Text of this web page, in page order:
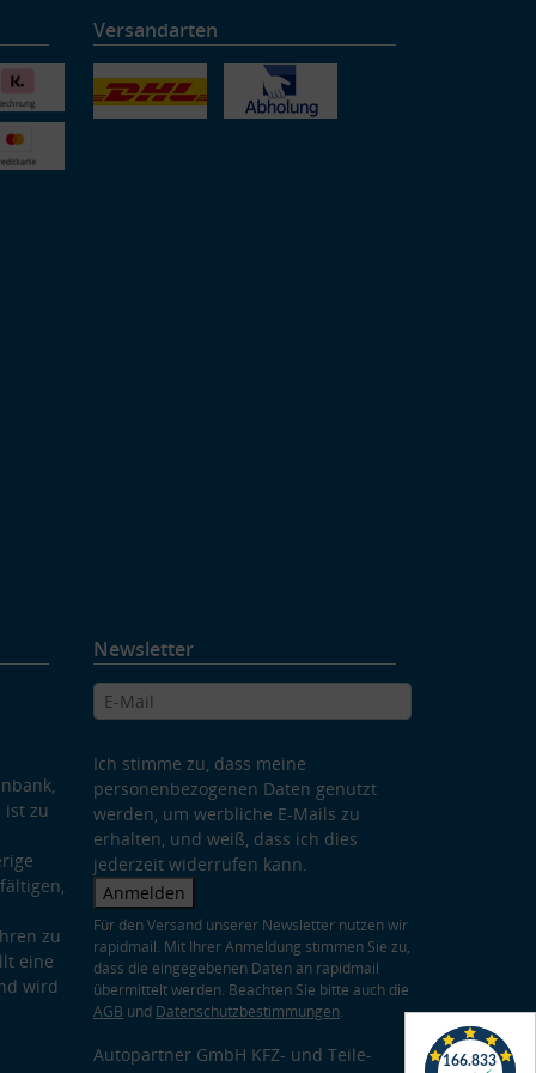
Versandarten
ist zu
zu
eine
wird
Newsletter
Ich stimme zu, dass meine
personenbezogenen Daten genutzt
werden, um werbliche E-Mails zu
erhalten, und weiß, dass ich dies
jederzeit widerrufen kann.
Anmelden
Für den Versand unserer Newsletter nutzen wir
rapidmail. Mit Ihrer Anmeldung stimmen Sie zu,
dass die eingegebenen Daten an rapidmail
übermittelt werden. Beachten Sie bitte auch die
AGB und Datenschutzbestimmungen.
Autopartner GmbH KFZ- und Teile-